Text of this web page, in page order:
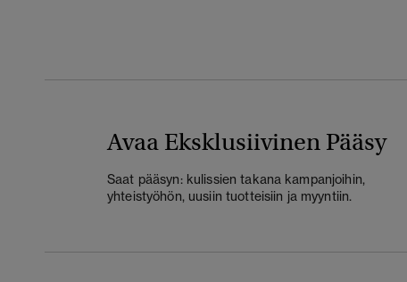
Avaa Eksklusiivinen Pääsy
Saat pääsyn: kulissien takana kampanjoihin,
yhteistyöhön, uusiin tuotteisiin ja myyntiin.